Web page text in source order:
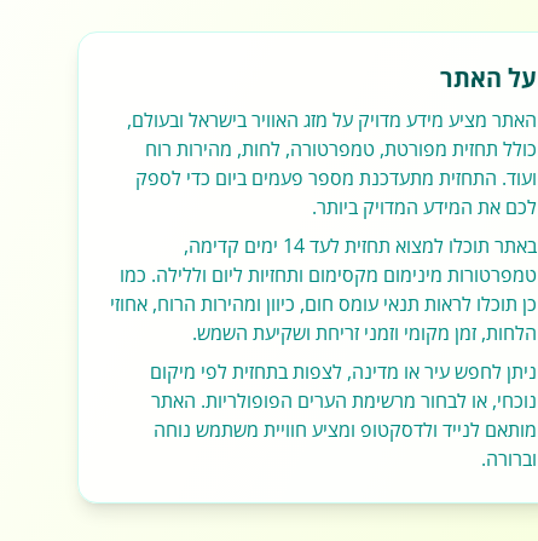
על האתר
האתר מציע מידע מדויק על מזג האוויר בישראל ובעולם,
כולל תחזית מפורטת, טמפרטורה, לחות, מהירות רוח
ועוד. התחזית מתעדכנת מספר פעמים ביום כדי לספק
לכם את המידע המדויק ביותר.
באתר תוכלו למצוא תחזית לעד 14 ימים קדימה,
טמפרטורות מינימום מקסימום ותחזיות ליום וללילה. כמו
כן תוכלו לראות תנאי עומס חום, כיוון ומהירות הרוח, אחוזי
הלחות, זמן מקומי וזמני זריחת ושקיעת השמש.
ניתן לחפש עיר או מדינה, לצפות בתחזית לפי מיקום
נוכחי, או לבחור מרשימת הערים הפופולריות. האתר
מותאם לנייד ולדסקטופ ומציע חוויית משתמש נוחה
וברורה.